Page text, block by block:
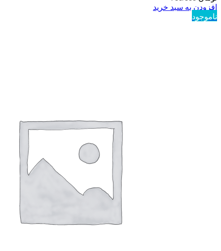
افزودن به سبد خرید
ناموجود